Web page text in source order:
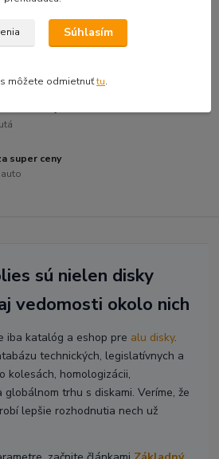
super ceny
sú nielen disky
vedomosti okolo nich
iba katalóg a eshop pre alu disky.
technických, legislatívnych a
kolesách, homologizácii,
trhu s diskami. Veríme, že
lepšie rozhodnutia nech už
Súhlasím
môžete odmietnuťtu.